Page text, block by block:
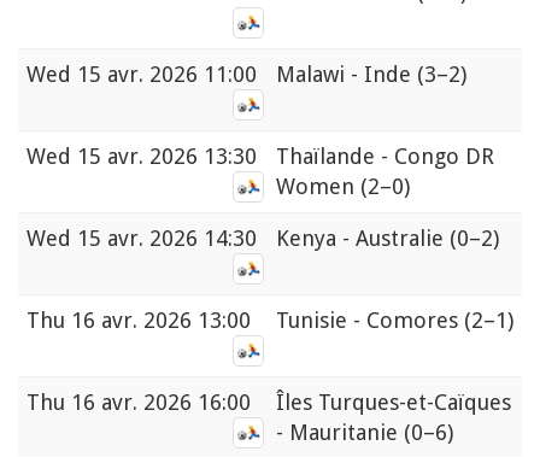
Wed 15 avr. 2026 11:00 Malawi - Inde (3–2)
Wed 15 avr. 2026 13:30
Thaïlande - Congo DR
Women (2–0)
Wed 15 avr. 2026 14:30 Kenya - Australie (0–2)
Thu 16 avr. 2026 13:00 Tunisie - Comores (2–1)
Thu 16 avr. 2026 16:00
Îles Turques-et-Caïques
- Mauritanie (0–6)